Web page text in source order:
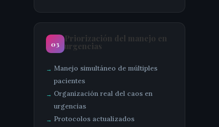
03
Priorización del manejo en
urgencias
Manejo simultáneo de múltiples
pacientes
Organización real del caos en
urgencias
Protocolos actualizados